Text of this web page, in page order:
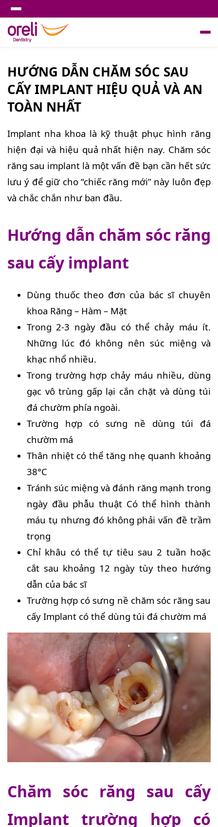
HƯỚNG DẪN CHĂM SÓC SAU
CẤY IMPLANT HIỆU QUẢ VÀ AN
TOÀN NHẤT
Implant nha khoa là kỹ thuật phục hình răng
hiện đại và hiệu quả nhất hiện nay. Chăm sóc
răng sau implant là một vấn đề bạn cần hết sức
lưu ý để giữ cho “chiếc răng mới” này luôn đẹp
và chắc chắn như ban đầu.
Hướng dẫn chăm sóc răng
sau cấy implant
Dùng thuốc theo đơn của bác sĩ chuyên
khoa Răng – Hàm – Mặt
Trong 2-3 ngày đầu có thể chảy máu ít.
Những lúc đó không nên súc miệng và
khạc nhổ nhiều.
Trong trường hợp chảy máu nhiều, dùng
gạc vô trùng gấp lại cắn chặt và dùng túi
đá chườm phía ngoài.
Trường hợp có sưng nề dùng túi đá
chườm má
Thân nhiệt có thể tăng nhẹ quanh khoảng
38°C
Tránh súc miệng và đánh răng mạnh trong
ngày đầu phẫu thuật Có thể hình thành
máu tụ nhưng đó không phải vấn đề trầm
trọng
Chỉ khâu có thể tự tiêu sau 2 tuần hoặc
cắt sau khoảng 12 ngày tùy theo hướng
dẫn của bác sĩ
Trường hợp có sưng nề chăm sóc răng sau
cấy Implant có thể dùng túi đá chườm má
Chăm sóc răng sau cấy
Implant trường hợp có